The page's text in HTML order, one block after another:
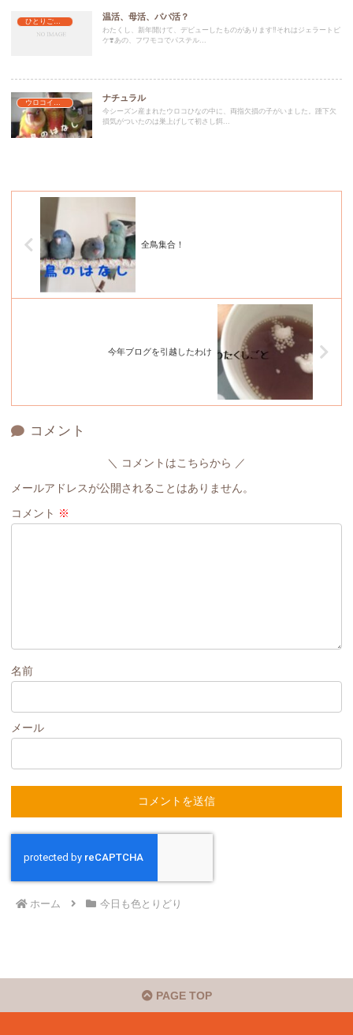
温活、母活、パパ活？
わたくし、新年開けて、デビューしたものがあります‼️それはジェラートピ
ケ❣️あの、フワモコでパステル...
ウロコインコのなはし
ナチュラル
今シーズン産まれたウロコひなの中に、両指欠損の子がいました。踵下欠
損気がついたのは巣上げして初さし餌...
全鳥集合！
今年ブログを引越したわけ
コメント
コメントはこちらから
メールアドレスが公開されることはありません。
コメント ※
名前
メール
ホーム 今日も色とりどり
PAGE TOP